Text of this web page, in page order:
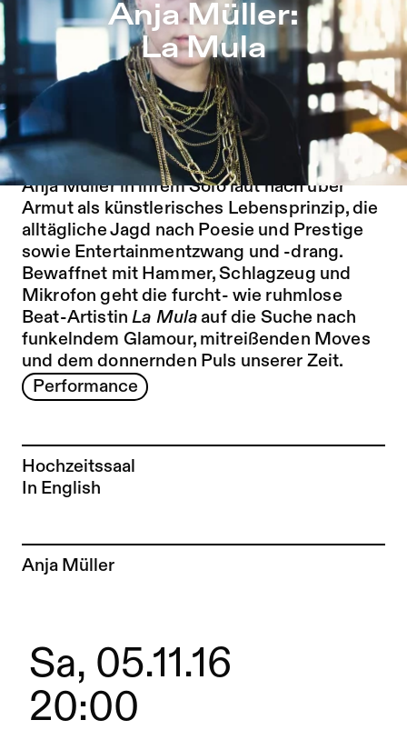
Zu Programm springen
Zu Aktuelles springen
Zu Seiten springen
Anja Müller: La Mula – Sophiensæle | Freies Theater in
Anja Müller:
La Mula
Performance
Hochzeitssaal
In English
Zur Künstler*in-Seite von
Anja Müller
Noch Bohème, bereits prekär oder schon
Unterschicht? In Gestalt des
unerschrockenen Charakters
La Mula
denkt
Anja Müller in ihrem Solo laut nach über
Armut als künstlerisches Lebensprinzip, die
alltägliche Jagd nach Poesie und Prestige
sowie Entertainmentzwang und -drang.
Bewaffnet mit Hammer, Schlagzeug und
Mikrofon geht die furcht- wie ruhmlose
Beat-ArtistinLa Mula auf die Suche nach
funkelndem Glamour, mitreißenden Moves
und dem donnernden Puls unserer Zeit.
Sa, 05.11.16
20:00